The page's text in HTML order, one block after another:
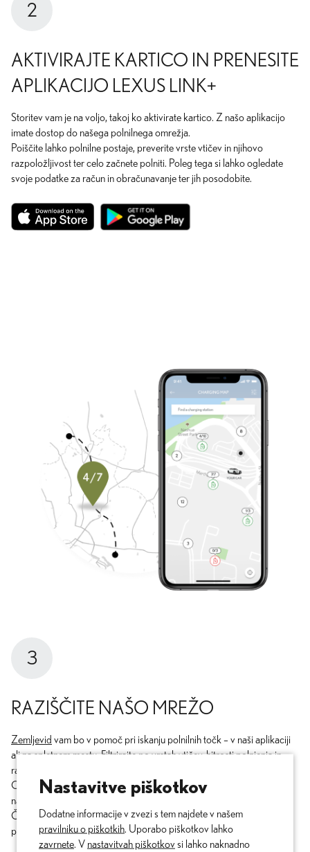
2
AKTIVIRAJTE KARTICO IN PRENESITE
APLIKACIJO LEXUS LINK+
Storitev vam je na voljo, takoj ko aktivirate kartico. Z našo aplikacijo
imate dostop do našega polnilnega omrežja.
Poiščite lahko polnilne postaje, preverite vrste vtičev in njihovo
razpoložljivost ter celo začnete polniti. Poleg tega si lahko ogledate
svoje podatke za račun in obračunavanje ter jih posodobite.
3
RAZIŠČITE NAŠO MREŽO
Zemljevid vam bo v pomoč pri iskanju polnilnih točk – v naši aplikaciji
ali na spletnem mestu. Filtrirajte po vrstah vtičev, hitrosti polnjenja in
razpoložljivosti. Preverite ocene in dodajte svoje.
Ogledate si lahko tudi pot do želene polnilne postaje in zaženete
navigacijo kar iz aplikacije.
Če postaja ponuja polnjenje na daljavo, lahko zaženete tudi ta
postopek.
Nastavitve piškotkov
Dodatne informacije v zvezi s tem najdete v našem
pravilniku o piškotkih. Uporabo piškotkov lahko
zavrnete. V nastavitvah piškotkovsi lahko naknadno